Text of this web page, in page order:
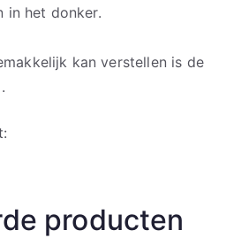
in het donker.
kan verstellen is de
producten